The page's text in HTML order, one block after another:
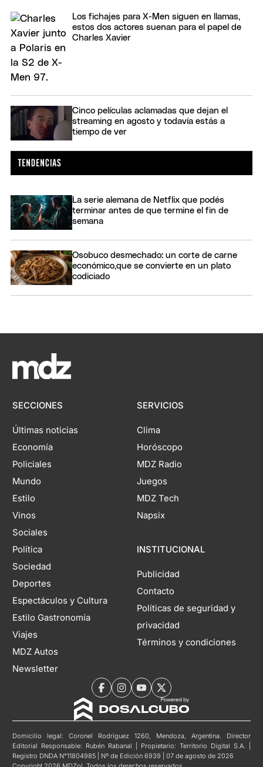
Los fichajes para X-Men siguen en llamas,
estos dos actores suenan para el papel de
Charles Xavier
Cinco películas aclamadas que dejan el
streaming en agosto y todavía estás a
tiempo de ver
La serie alemana de Netflix que podés
terminar antes de que termine el fin de
semana
Osobuco desmechado: un corte de carne
económico,que se convierte en un plato
codiciado
SECCIONES
Últimas noticias
Economía
Policiales
Mundo
Estilo
Vinos
Sociales
Política
Sociedad
Deportes
Espectáculos y Cultura
Estilo Gastronomía
Viajes
MDZ Autos
Newsletter
SERVICIOS
Clima
Horóscopo
MDZ Radio
Juegos
MDZ Tech
Napsix
INSTITUCIONAL
Publicidad
Contacto
Políticas de seguridad y
privacidad
Términos y condiciones
Domicilio legal: Coronel Rodríguez 1260, Mendoza, Argentina. Director
Editorial Responsable: Rubén Rabanal | Propietario: Territorio Digital S.A. |
Registro DNDA N°11804985 | Nº de Edición 6939 | 07 de agosto de 2026